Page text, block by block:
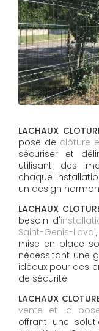
LACHAUX
pose de clôture
sécuriser et
utilisant des
chaque
un design
LACHAUX
besoin d'
Saint-Genis-Laval,
mise en place
nécessitant une
idéaux pour des
de sécurité.
LACHAUX
vente et la
offrant une